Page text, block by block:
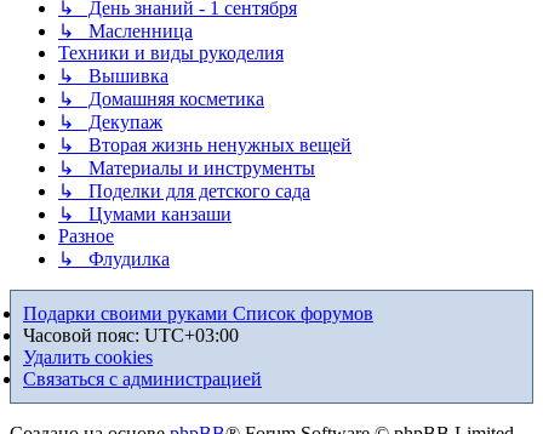
↳ День знаний - 1 сентября
↳ Масленница
Техники и виды рукоделия
↳ Вышивка
↳ Домашняя косметика
↳ Декупаж
↳ Вторая жизнь ненужных вещей
↳ Материалы и инструменты
↳ Поделки для детского сада
↳ Цумами канзаши
Разное
↳ Флудилка
Подарки своими руками Список форумов
Часовой пояс: UTC+03:00
Удалить cookies
Связаться с администрацией